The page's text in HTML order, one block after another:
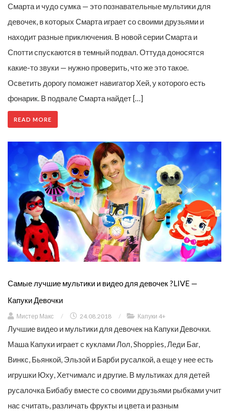
Смарта и чудо сумка — это познавательные мультики для
девочек, в которых Смарта играет со своими друзьями и
находит разные приключения. В новой серии Смарта и
Спотти спускаются в темный подвал. Оттуда доносятся
какие-то звуки — нужно проверить, что же это такое.
Осветить дорогу поможет навигатор Хей, у которого есть
фонарик. В подвале Смарта найдет […]
READ MORE
Самые лучшие мультики и видео для девочек ?LIVE —
Капуки Девочки
Мистер Макс / 24.08.2018 / Капуки 4+
Лучшие видео и мультики для девочек на Капуки Девочки.
Маша Капуки играет с куклами Лол, Shoppies, Леди Баг,
Винкс, Бьянкой, Эльзой и Барби русалкой, а еще у нее есть
игрушки Юху, Хетчималс и другие. В мультиках для детей
русалочка Бибабу вместе со своими друзьями рыбками учит
нас считать, различать фрукты и цвета и разным